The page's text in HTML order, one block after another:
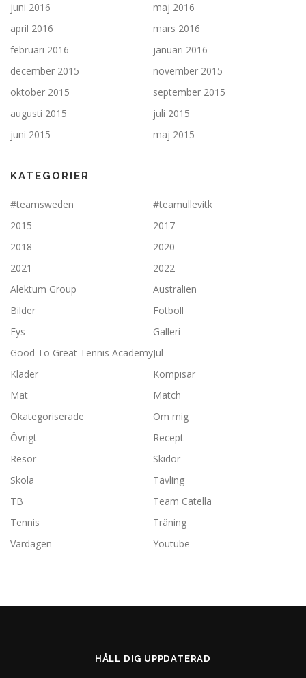
juni 2016
maj 2016
april 2016
mars 2016
februari 2016
januari 2016
december 2015
november 2015
oktober 2015
september 2015
augusti 2015
juli 2015
juni 2015
maj 2015
KATEGORIER
#teamsweden
#teamullevitk
2015
2017
2018
2020
2021
2022
Alektum Group
Australien
Bilder
Fotboll
Fys
Galleri
Good To Great Tennis AcademyJul
Kläder
Kompisar
Mat
Match
Okategoriserade
Om mig
Övrigt
Recept
Resor
Skidor
Skola
Tävling
TB
Team Catella
Tennis
Träning
Vardagen
Youtube
HÅLL DIG UPPDATERAD